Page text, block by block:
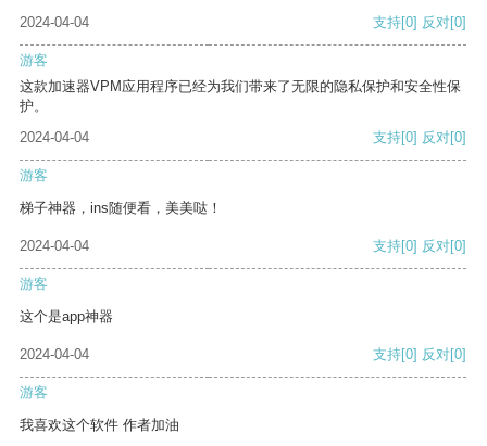
2024-04-04 支持[0] 反对[0]
游客
这款加速器VPM应用程序已经为我们带来了无限的隐私保护和安全性保
护。
2024-04-04
支持[0] 反对[0]
游客
梯子神器，ins随便看，美美哒！
2024-04-04 支持[0] 反对[0]
游客
这个是app神器
2024-04-04 支持[0] 反对[0]
游客
我喜欢这个软件 作者加油